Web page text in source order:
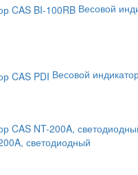
Весовой
Весовой
светодиодный